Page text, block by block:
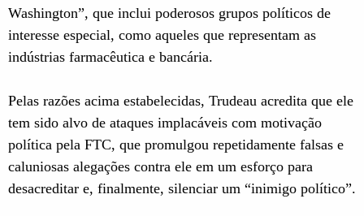
Washington”, que inclui poderosos grupos políticos de
interesse especial, como aqueles que representam as
indústrias farmacêutica e bancária.
Pelas razões acima estabelecidas, Trudeau acredita que ele
tem sido alvo de ataques implacáveis com motivação
política pela FTC, que promulgou repetidamente falsas e
caluniosas alegações contra ele em um esforço para
desacreditar e, finalmente, silenciar um “inimigo político”.